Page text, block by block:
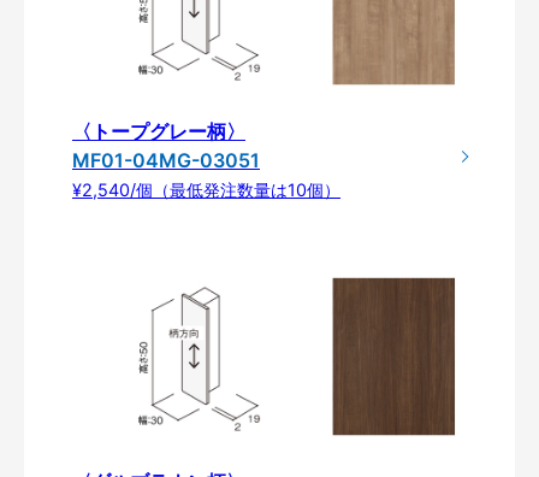
〈トープグレー柄〉
MF01-04MG-03051
¥2,540/個（最低発注数量は10個）